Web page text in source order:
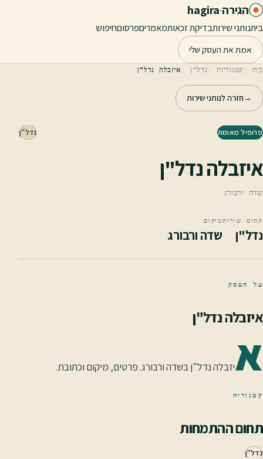
דלג לתוכן הראשי
הגירה·
hagira
ביתנותני שירותבדיקת זכאותמאמריםפרסוםחיפוש
אמת את העסק שלי
בית קטגוריות נדל"ן איזבלה נדל"ן
→חזרה לנותני שירות
פרופיל מאומת נדל"ן
איזבלה נדל"ן
שדה ורבורג
תחום שירות
נדל"ן
מיקום
שדה ורבורג
על העסק
איזבלה נדל"ן
איזבלה נדל"ן בשדה ורבורג. פרטים, מיקום וכתובת.
קטגוריה
תחום ההתמחות
נדל"ן